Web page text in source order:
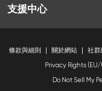
支援中心
條款與細則 關於網站 社群
Privacy Rights (EU/
Do Not Sell My